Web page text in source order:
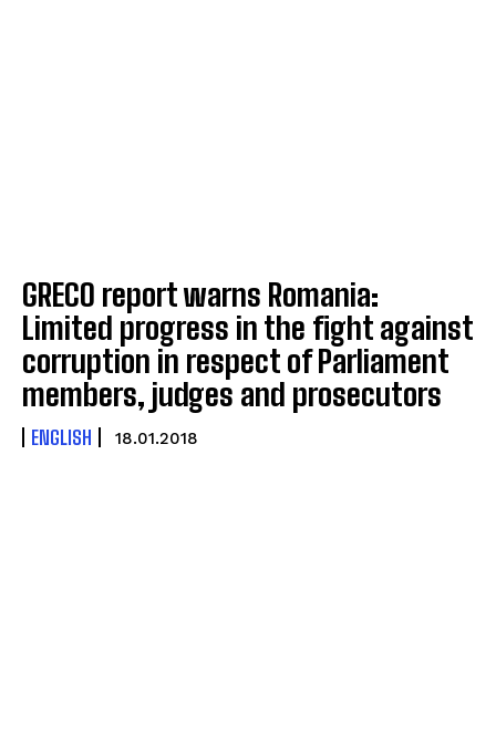
GRECO report warns Romania:
Limited progress in the fight against
corruption in respect of Parliament
members, judges and prosecutors
ENGLISH 18.01.2018